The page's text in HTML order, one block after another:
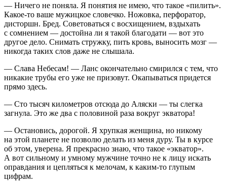
— Ничего не поняла. Я понятия не имею, что такое «пилить».
Какое-то ваше мужицкое словечко. Ножовка, перфоратор,
дисторшн. Бред. Советоваться с восхищением, вздыхать
с сомнением — достойна ли я такой благодати — вот это
другое дело. Снимать стружку, пить кровь, выносить мозг —
никогда таких слов даже не слышала.
— Слава Небесам! — Ланс окончательно смирился с тем, что
никакие трубы его уже не призовут. Окапываться придется
прямо здесь.
— Сто тысяч километров отсюда до Аляски — ты слегка
загнула. Это же два с половиной раза вокруг экватора!
— Остановись, дорогой. Я хрупкая женщина, но никому
на этой планете не позволю делать из меня дуру. Ты в курсе
об этом, уверена. Я прекрасно знаю, что такое «экватор».
А вот сильному и умному мужчине точно не к лицу искать
оправдания и цепляться к мелочам, к каким-то глупым
цифрам.